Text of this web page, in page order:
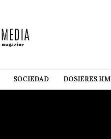
SOCIEDAD DOSIERES HM